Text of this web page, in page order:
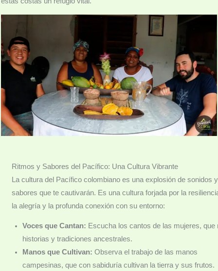
Ritmos y Sabores del Pacífico: Una Cultura Vibrante
La cultura del Pacífico colombiano es una explosión de sonidos y
sabores que te cautivarán. Es una cultura forjada por la
la alegría y la profunda conexión con su entorno:
Voces que Cantan: Escucha los cantos de las mujeres, que
historias y tradiciones ancestrales.
Manos que Cultivan: Observa el trabajo de las manos
campesinas, que con sabiduría cultivan la tierra y sus frutos.